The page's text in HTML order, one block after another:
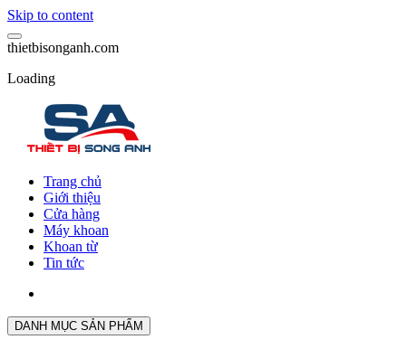
Skip to content
thietbisonganh.com
Loading
Trang chủ
Giới thiệu
Cửa hàng
Máy khoan
Khoan từ
Tin tức
DANH MỤC SẢN PHẨM